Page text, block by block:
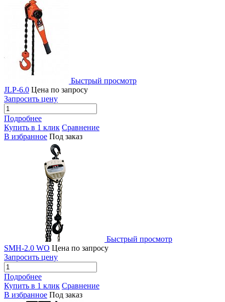
Быстрый просмотр
JLP-6.0 Цена по запросу
Запросить цену
Подробнее
Купить в 1 клик Сравнение
В избранное Под заказ
Быстрый просмотр
SMH-2.0 WO Цена по запросу
Запросить цену
Подробнее
Купить в 1 клик Сравнение
В избранное Под заказ